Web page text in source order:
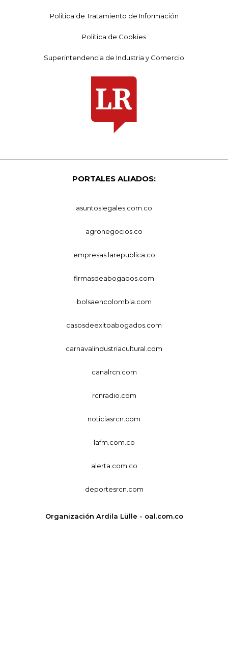
Política de Tratamiento de Información
Política de Cookies
Superintendencia de Industria y Comercio
PORTALES ALIADOS:
asuntoslegales.com.co
agronegocios.co
empresas.larepublica.co
firmasdeabogados.com
bolsaencolombia.com
casosdeexitoabogados.com
carnavalindustriacultural.com
canalrcn.com
rcnradio.com
noticiasrcn.com
lafm.com.co
alerta.com.co
deportesrcn.com
Organización Ardila Lülle - oal.com.co